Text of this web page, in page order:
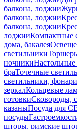
балкона, лоджии
балкона, лоджии
балкона, лоджии
лоджииКомпактные
дома, бакалея
светильники
ночники
браТочечные
светильники,
зеркалКольцевые
готовкиСковороды,
казаныПосуда для
посуды
шторы, римские